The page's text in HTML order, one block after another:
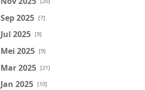
Sep 2025 [7]
Jul 2025 [9]
Mei 2025 [9]
Mar 2025 [21]
Jan 2025 [10]